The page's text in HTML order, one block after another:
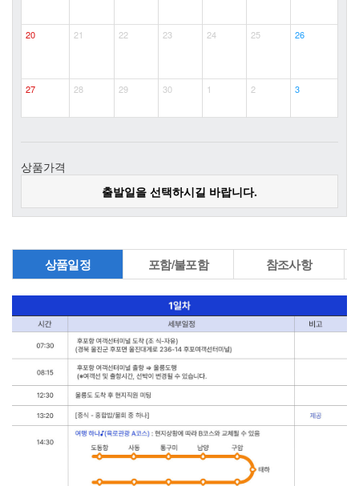
20 21 22 23 24 25 26
27 28 29 30 1 2 3
상품가격
출발일을 선택하시길 바랍니다.
상품일정 포함/불포함 참조사항